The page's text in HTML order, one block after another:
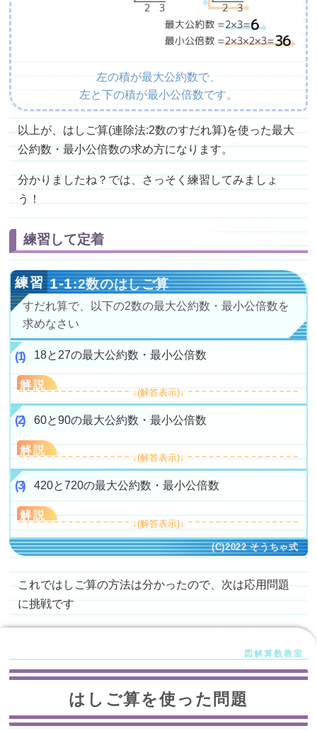
左の積が最大公約数で、
左と下の積が最小公倍数です。
以上が、はしご算(連除法:2数のすだれ算)を使った最大
公約数・最小公倍数の求め方になります。
分かりましたね？では、さっそく練習してみましょ
う！
練習して定着
1-1:2数のはしご算
すだれ算で、以下の2数の最大公約数・最小公倍数を
求めなさい
18と27の最大公約数・最小公倍数
解説
60と90の最大公約数・最小公倍数
解説
420と720の最大公約数・最小公倍数
解説
これではしご算の方法は分かったので、次は応用問題
に挑戦です
はしご算を使った問題